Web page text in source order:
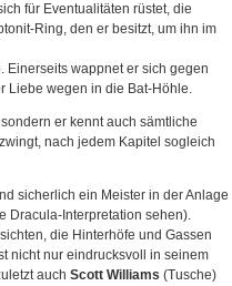
für Eventualitäten rüstet, die
Ring, den er besitzt, um ihn im
Einerseits wappnet er sich gegen
Liebe wegen in die Bat-Höhle.
er kennt auch sämtliche
nach jedem Kapitel sogleich
sicherlich ein Meister in der Anlage
Dracula-Interpretation sehen).
die Hinterhöfe und Gassen
nicht nur eindrucksvoll in seinem
auch Scott Williams (Tusche)